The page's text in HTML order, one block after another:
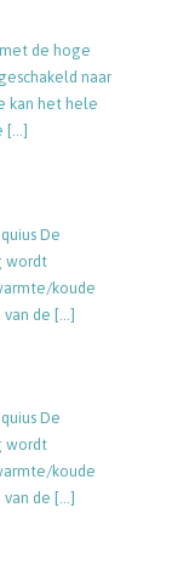
de hoge
naar
kan het hele
[…]
De
wordt
koude
de […]
De
wordt
koude
de […]